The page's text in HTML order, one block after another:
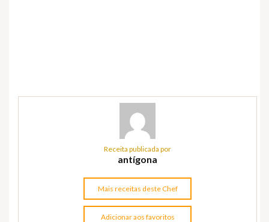
Receita publicada por
antígona
Mais receitas deste Chef
Adicionar aos favoritos